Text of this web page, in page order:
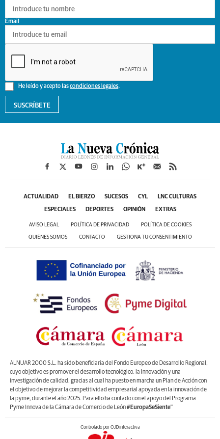
He leído y acepto lascondiciones legales.
Email
SUSCRÍBETE
ACTUALIDAD EL BIERZO SUCESOS CYL LNC CULTURAS
ESPECIALES DEPORTES OPINIÓN EXTRAS
AVISO LEGAL POLÍTICA DE PRIVACIDAD POLÍTICA DE COOKIES
QUIÉNES SOMOS CONTACTO GESTIONA TU CONSENTIMIENTO
ALNUAR 2000 S.L. ha sido beneficiaria del Fondo Europeo de Desarrollo Regional,
cuyo objetivo es promover el desarrollo tecnológico, la innovación y una
investigación de calidad, gracias al cual ha puesto en marcha un Plan de Acción con
el objetivo de mejorar la competitividad empresarial apoyada en la innovación de
la pyme, durante el año 2025. Para ello ha contado con el apoyo del Programa
Pyme Innova de la Cámara de Comercio de León#EuropaSeSiente”
Controlado por OJDinteractiva